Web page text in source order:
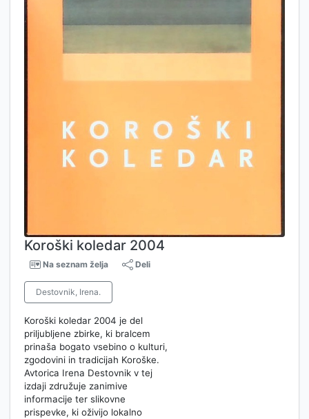
Koroški koledar 2004
Na seznam želja Deli
Destovnik, Irena.
Koroški koledar 2004 je del
priljubljene zbirke, ki bralcem
prinaša bogato vsebino o kulturi,
zgodovini in tradicijah Koroške.
Avtorica Irena Destovnik v tej
izdaji združuje zanimive
informacije ter slikovne
prispevke, ki oživijo lokalno